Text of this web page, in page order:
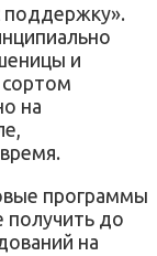
поддержку».
и
на
программы
получить до
на